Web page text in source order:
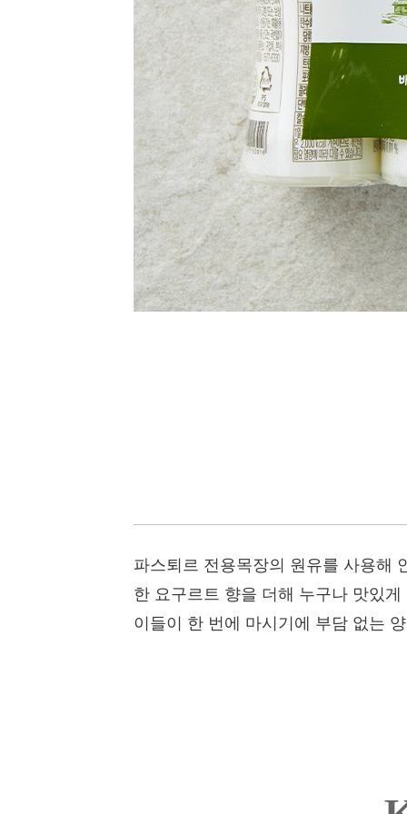
파스퇴르 전용목장의 원유를 사용해
한 요구르트 향을 더해 누구나 맛있
이들이 한 번에 마시기에 부담 없는